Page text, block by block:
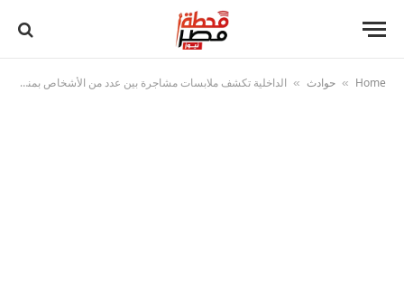
Home
» حوادث » الداخلية تكشف ملابسات مشاجرة بين عدد من الأشخاص بمنطقة النزهة بالقاهرة